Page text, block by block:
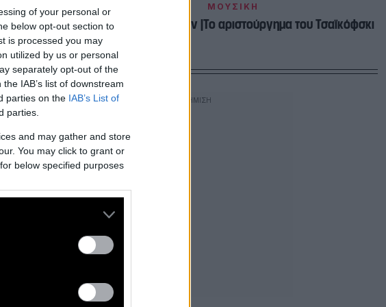
of your personal or
below opt-out section to
is processed you may
utilized by us or personal
separately opt-out of the
IAB’s list of downstream
parties on the IAB’s List of
parties.
and may gather and store
You may click to grant or
below specified purposes
ΜΟΥΣΙΚΗ
Η λίμνη των κύκνων |Το αριστούργημα του Τσαϊκόφσκι
που
25 Απριλίου
που
1877,